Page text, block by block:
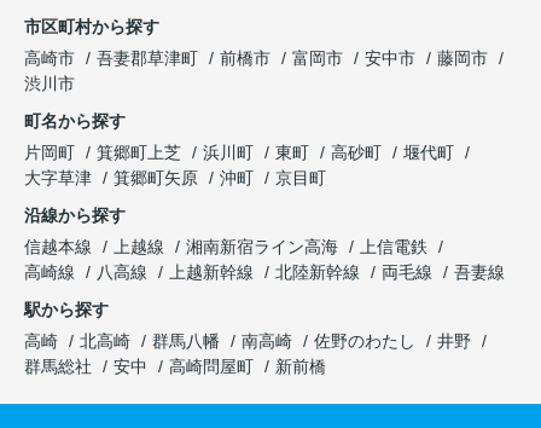
市区町村から探す
高崎市
吾妻郡草津町 前橋市 富岡市 安中市
藤岡市
渋川市
町名から探す
片岡町
箕郷町上芝 浜川町 東町 高砂町
堰代町
大字草津
箕郷町矢原 沖町
京目町
沿線から探す
信越本線
上越線 湘南新宿ライン高海
上信電鉄
高崎線
八高線 上越新幹線 北陸新幹線 両毛線
吾妻線
駅から探す
高崎
北高崎 群馬八幡 南高崎 佐野のわたし
井野
群馬総社
安中 高崎問屋町 新前橋